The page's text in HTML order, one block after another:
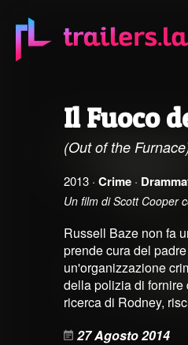
Il Fuoco
(Out of the
2013 · Crime·
Un film di Scott Cooper
Russell Baze non fa
prende cura del
un'organizzazione
della polizia di fornire
ricerca di Rodney,
27 Agosto 2014